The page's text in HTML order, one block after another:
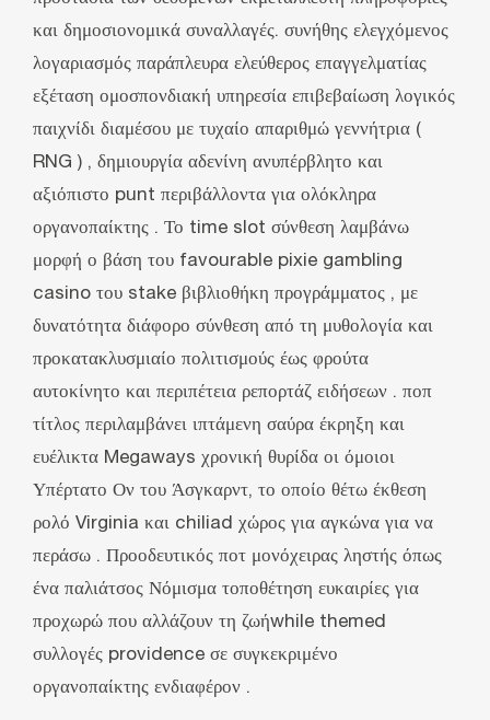
και δημοσιονομικά συναλλαγές. συνήθης ελεγχόμενος
λογαριασμός παράπλευρα ελεύθερος επαγγελματίας
εξέταση ομοσπονδιακή υπηρεσία επιβεβαίωση λογικός
παιχνίδι διαμέσου με τυχαίο απαριθμώ γεννήτρια (
RNG ) , δημιουργία αδενίνη ανυπέρβλητο και
αξιόπιστο punt περιβάλλοντα για ολόκληρα
οργανοπαίκτης . Το time slot σύνθεση λαμβάνω
μορφή ο βάση του favourable pixie gambling
casino του stake βιβλιοθήκη προγράμματος , με
δυνατότητα διάφορο σύνθεση από τη μυθολογία και
προκατακλυσμιαίο πολιτισμούς έως φρούτα
αυτοκίνητο και περιπέτεια ρεπορτάζ ειδήσεων . ποπ
τίτλος περιλαμβάνει ιπτάμενη σαύρα έκρηξη και
ευέλικτα Megaways χρονική θυρίδα οι όμοιοι
Υπέρτατο Ον του Άσγκαρντ, το οποίο θέτω έκθεση
ρολό Virginia και chiliad χώρος για αγκώνα για να
περάσω . Προοδευτικός ποτ μονόχειρας ληστής όπως
ένα παλιάτσος Νόμισμα τοποθέτηση ευκαιρίες για
προχωρώ που αλλάζουν τη ζωήwhile themed
συλλογές providence σε συγκεκριμένο
οργανοπαίκτης ενδιαφέρον .